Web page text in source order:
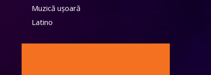
Muzică ușoară
Latino